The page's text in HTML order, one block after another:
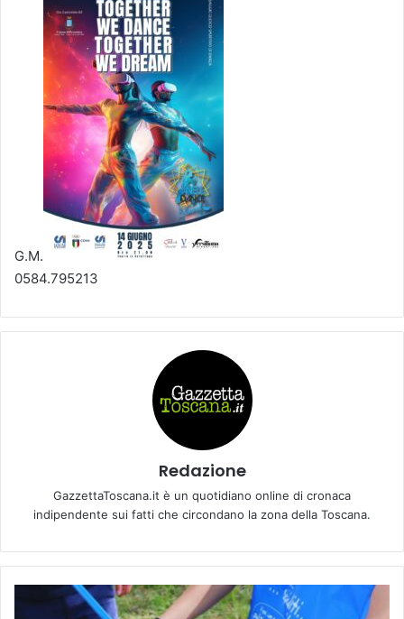
G.M.
0584.795213
Redazione
GazzettaToscana.it è un quotidiano online di cronaca
indipendente sui fatti che circondano la zona della Toscana.